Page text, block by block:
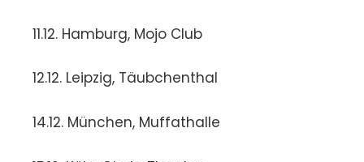
11.12. Hamburg, Mojo Club
12.12. Leipzig, Täubchenthal
14.12. München, Muffathalle